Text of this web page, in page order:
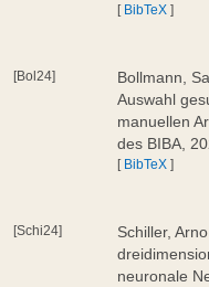
[ BibTeX ]
[Bol24]
Bollmann,
Auswahl
manuellen
des BIBA,
[ BibTeX ]
[Schi24]
Schiller,
neuronale